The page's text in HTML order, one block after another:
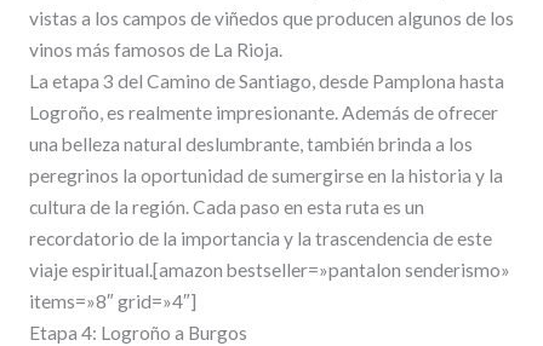
vistas a los campos de viñedos que producen algunos de los
vinos más famosos de La Rioja.
La etapa 3 del Camino de Santiago, desde Pamplona hasta
Logroño, es realmente impresionante. Además de ofrecer
una belleza natural deslumbrante, también brinda a los
peregrinos la oportunidad de sumergirse en la historia y la
cultura de la región. Cada paso en esta ruta es un
recordatorio de la importancia y la trascendencia de este
viaje espiritual.[amazon bestseller=»pantalon senderismo»
items=»8″ grid=»4″]
Etapa 4: Logroño a Burgos